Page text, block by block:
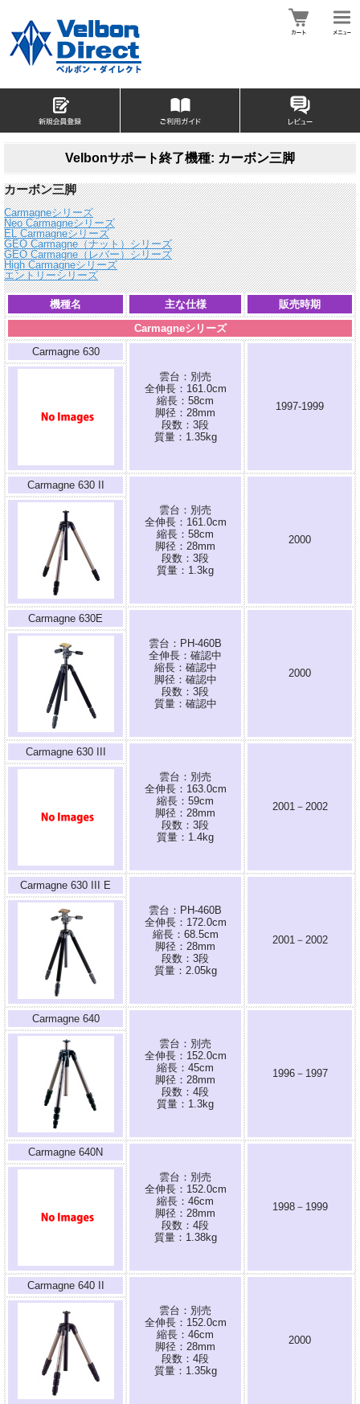
Velbonサポート終了機種: カーボン三脚
カーボン三脚
Carmagneシリーズ
Neo Carmagneシリーズ
EL Carmagneシリーズ
GEO Carmagne（ナット）シリーズ
GEO Carmagne（レバー）シリーズ
High Carmagneシリーズ
エントリーシリーズ
機種名 主な仕様
販売時期
Carmagneシリーズ
Carmagne 630
雲台：別売
全伸長：161.0cm
縮長：58cm
脚径：28mm
段数：3段
質量：1.35kg
1997-1999
Carmagne 630 II
雲台：別売
全伸長：161.0cm
縮長：58cm
脚径：28mm
段数：3段
質量：1.3kg
2000
Carmagne 630E
雲台：PH-460B
全伸長：確認中
縮長：確認中
脚径：確認中
段数：3段
質量：確認中
2000
Carmagne 630 III
雲台：別売
全伸長：163.0cm
縮長：59cm
脚径：28mm
段数：3段
質量：1.4kg
2001－2002
Carmagne 630 III E
雲台：PH-460B
全伸長：172.0cm
縮長：68.5cm
脚径：28mm
段数：3段
質量：2.05kg
2001－2002
Carmagne 640
雲台：別売
全伸長：152.0cm
縮長：45cm
脚径：28mm
段数：4段
質量：1.3kg
1996－1997
Carmagne 640N
雲台：別売
全伸長：152.0cm
縮長：46cm
脚径：28mm
段数：4段
質量：1.38kg
1998－1999
Carmagne 640 II
雲台：別売
全伸長：152.0cm
縮長：46cm
脚径：28mm
段数：4段
質量：1.35kg
2000